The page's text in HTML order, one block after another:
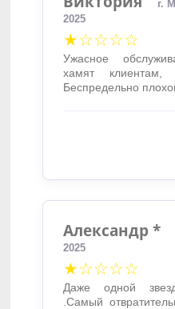
г.
2025
★☆☆☆☆
Ужасное
хамят клиентам,
Беспредельно
Александр *
2025
★☆☆☆☆
Даже одной
.Самый